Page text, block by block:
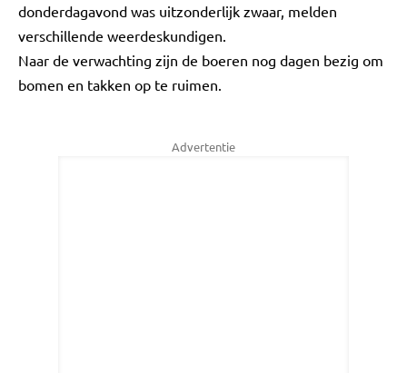
donderdagavond was uitzonderlijk zwaar, melden
verschillende weerdeskundigen.
Naar de verwachting zijn de boeren nog dagen bezig om
bomen en takken op te ruimen.
Advertentie